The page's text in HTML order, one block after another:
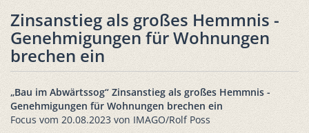
Zinsanstieg als großes Hemmnis -
Genehmigungen für Wohnungen
brechen ein
„Bau im Abwärtssog“ Zinsanstieg als großes Hemmnis -
Genehmigungen für Wohnungen brechen ein
Focus vom 20.08.2023 von IMAGO/Rolf Poss